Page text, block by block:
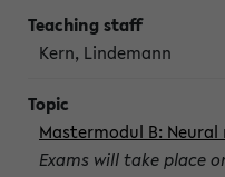
Kern, Lindemann
Mastermodul B:
Exams will take place